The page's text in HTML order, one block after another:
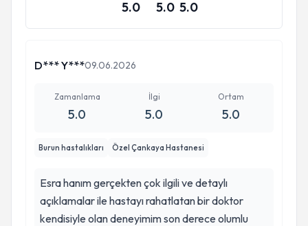
5.0 5.0 5.0
D*** Y***09.06.2026
Zamanlama
5.0
İlgi
5.0
Ortam
5.0
Burun hastalıkları Özel Çankaya Hastanesi
Esra hanım gerçekten çok ilgili ve detaylı
açıklamalar ile hastayı rahatlatan bir doktor
kendisiyle olan deneyimim son derece olumlu